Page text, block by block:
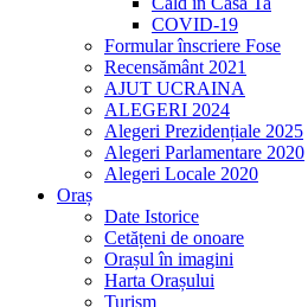
COVID-19
Formular înscriere Fose
Recensământ 2021
AJUT UCRAINA
ALEGERI 2024
Alegeri Prezidențiale 2025
Alegeri Parlamentare 2020
Alegeri Locale 2020
Oraș
Date Istorice
Cetățeni de onoare
Orașul în imagini
Harta Orașului
Turism